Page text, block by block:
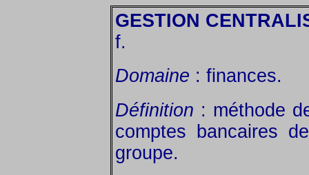
GESTION
f.
Domaine : finances.
Définition : méthode
comptes bancaires
groupe.